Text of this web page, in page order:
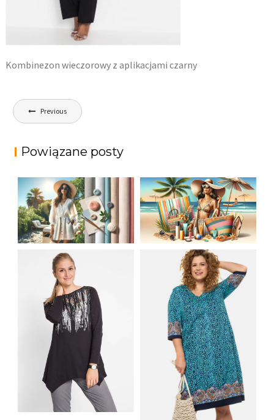
Kombinezon wieczorowy z aplikacjami czarny
Nawigacja
wpisu
Previous
Powiązane posty
LETNIA MODA
PLAŻOWA: STROJE
KĄPIELOWE I
AKCESORIA, KTÓRE
MUSISZ MIEĆ
JAK STYLOWO
PRZETRWAĆ UPALNE
DNI: NAJLEPSZE
MATERIAŁY I KROJE
NA LATO